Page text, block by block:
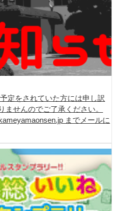
定をされていた方には申し訳
ませんのでご了承ください。
までメールに